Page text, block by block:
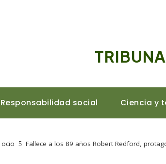
Responsabilidad social Ciencia y
Fallece a los 89 años Robert Redford,